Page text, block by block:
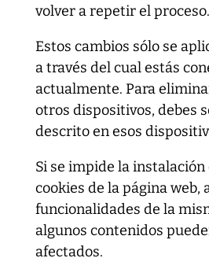
volver a repetir el proceso.
Estos cambios sólo se
a través del cual estás
actualmente. Para
otros dispositivos, debes
descrito en esos
Si se impide la instalación
cookies de la página web,
funcionalidades de la
algunos contenidos
afectados.